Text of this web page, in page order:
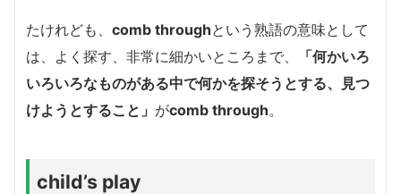
たけれども、 comb throughという熟語の意味として
は、よく探す、非常に細かいところまで、
「何かいろ
いろいろなものがある中で何かを探そうとする、見つ
けようとすること」 がcomb through。
child’s play